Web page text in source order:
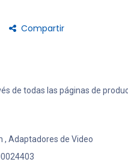
Compartir
de todas las páginas de
, Adaptadores de Video